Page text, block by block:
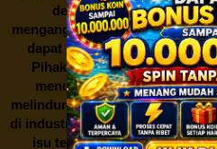
dengan maraknya situs-
menganggapnya sebagai
dapat merugikan industri
Pihak berwenang pun turut
menutup situs-situs ilegal
melindungi keberlangsungan
di industri hiburan. Konflik
isu tentang menonton film